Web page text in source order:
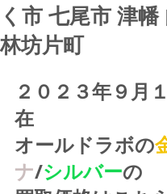
く市 七尾市 津
林坊片町
２０２３年９月
在
オールドラボの
ナ/シルバーの